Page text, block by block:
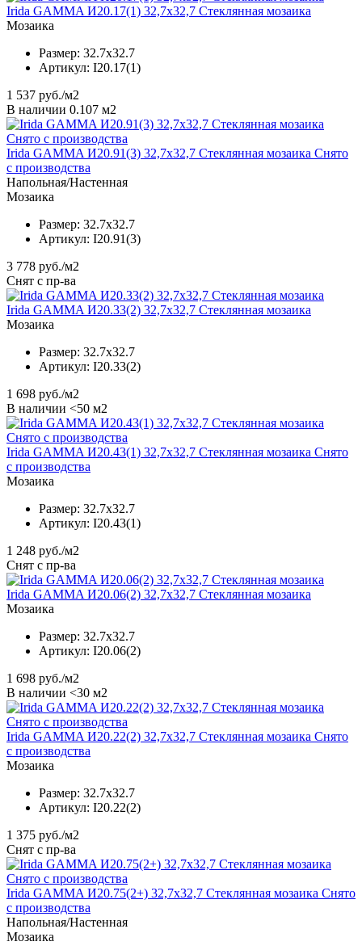
Irida GAMMA И20.17(1) 32,7x32,7 Стеклянная мозаика
Мозаика
Размер: 32.7x32.7
Артикул: I20.17(1)
1 537 руб./м2
В наличии 0.107 м2
Irida GAMMA И20.91(3) 32,7x32,7 Стеклянная мозаика Снято
с производства
Напольная/Настенная
Мозаика
Размер: 32.7x32.7
Артикул: I20.91(3)
3 778 руб./м2
Снят с пр-ва
Irida GAMMA И20.33(2) 32,7x32,7 Стеклянная мозаика
Мозаика
Размер: 32.7x32.7
Артикул: I20.33(2)
1 698 руб./м2
В наличии <50 м2
Irida GAMMA И20.43(1) 32,7x32,7 Стеклянная мозаика Снято
с производства
Мозаика
Размер: 32.7x32.7
Артикул: I20.43(1)
1 248 руб./м2
Снят с пр-ва
Irida GAMMA И20.06(2) 32,7x32,7 Стеклянная мозаика
Мозаика
Размер: 32.7x32.7
Артикул: I20.06(2)
1 698 руб./м2
В наличии <30 м2
Irida GAMMA И20.22(2) 32,7x32,7 Стеклянная мозаика Снято
с производства
Мозаика
Размер: 32.7x32.7
Артикул: I20.22(2)
1 375 руб./м2
Снят с пр-ва
Irida GAMMA И20.75(2+) 32,7x32,7 Стеклянная мозаика Снято
с производства
Напольная/Настенная
Мозаика